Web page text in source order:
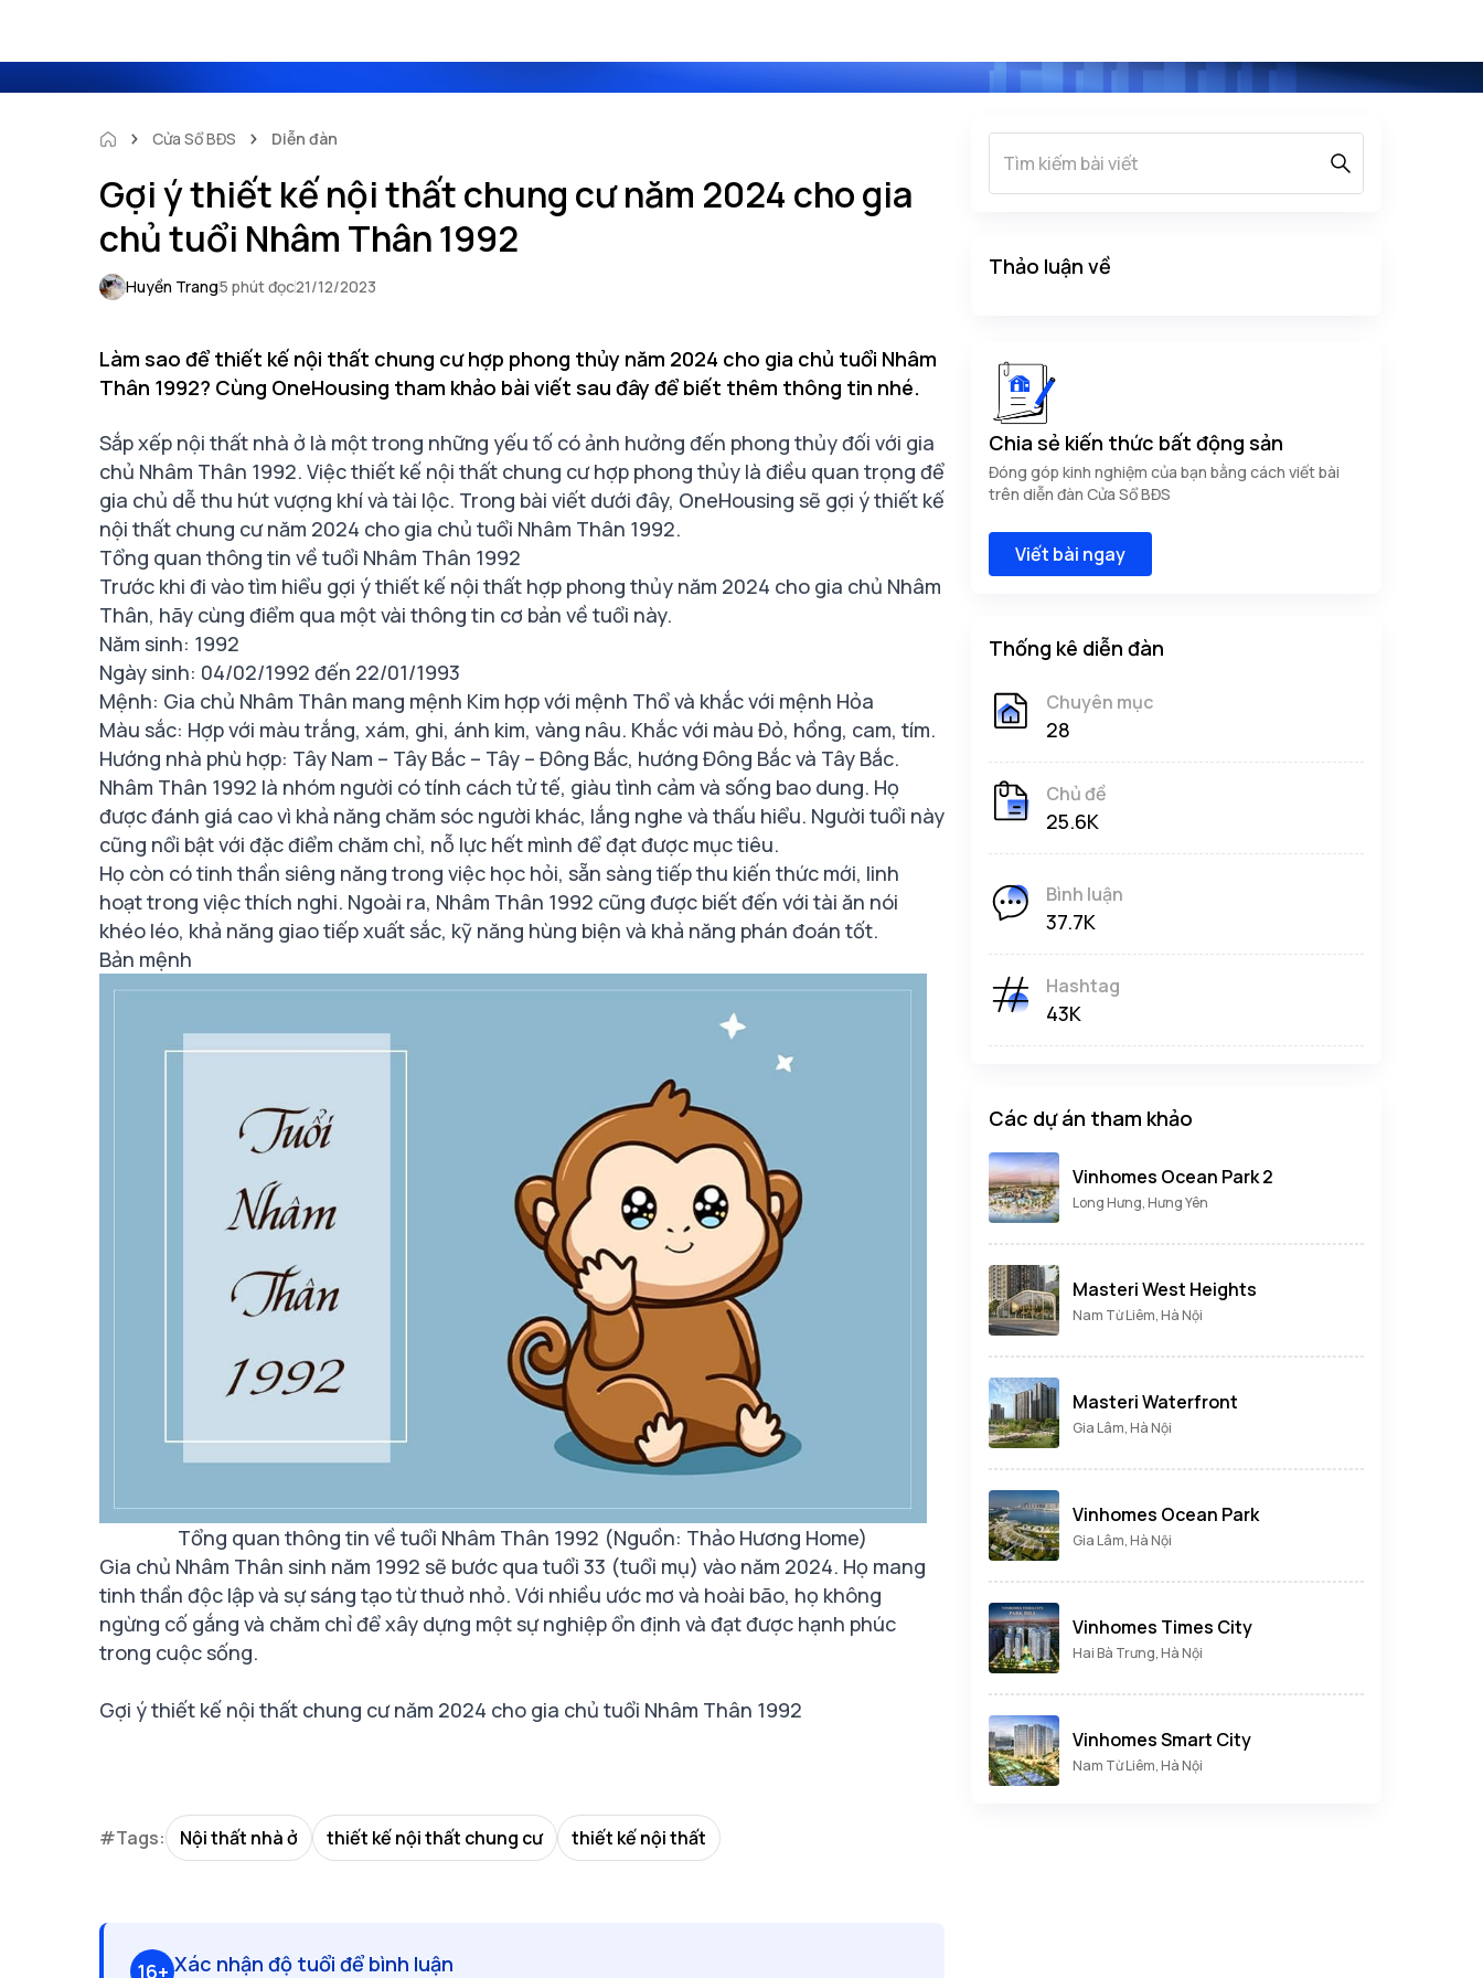
Cửa Sổ BĐS Diễn đàn
Gợi ý thiết kế nội thất chung cư năm 2024 cho gia
chủ tuổi Nhâm Thân 1992
Huyền Trang5 phút đọc21/12/2023
Làm sao để thiết kế nội thất chung cư hợp phong thủy năm 2024 cho gia chủ tuổi Nhâm
Thân 1992? Cùng OneHousing tham khảo bài viết sau đây để biết thêm thông tin nhé.
Sắp xếp nội thất nhà ở là một trong những yếu tố có ảnh hưởng đến phong thủy đối với gia
chủ Nhâm Thân 1992. Việc thiết kế nội thất chung cư hợp phong thủy là điều quan trọng để
gia chủ dễ thu hút vượng khí và tài lộc. Trong bài viết dưới đây, OneHousing sẽ gợi ý thiết kế
nội thất chung cư năm 2024 cho gia chủ tuổi Nhâm Thân 1992.
Tổng quan thông tin về tuổi Nhâm Thân 1992
Trước khi đi vào tìm hiểu gợi ý thiết kế nội thất hợp phong thủy năm 2024 cho gia chủ Nhâm
Thân, hãy cùng điểm qua một vài thông tin cơ bản về tuổi này.
Năm sinh: 1992
Ngày sinh: 04/02/1992 đến 22/01/1993
Mệnh: Gia chủ Nhâm Thân mang mệnh Kim hợp với mệnh Thổ và khắc với mệnh Hỏa
Màu sắc: Hợp với màu trắng, xám, ghi, ánh kim, vàng nâu. Khắc với màu Đỏ, hồng, cam, tím.
Hướng nhà phù hợp: Tây Nam – Tây Bắc – Tây – Đông Bắc, hướng Đông Bắc và Tây Bắc.
Nhâm Thân 1992 là nhóm người có tính cách tử tế, giàu tình cảm và sống bao dung. Họ
được đánh giá cao vì khả năng chăm sóc người khác, lắng nghe và thấu hiểu. Người tuổi này
cũng nổi bật với đặc điểm chăm chỉ, nỗ lực hết mình để đạt được mục tiêu.
Họ còn có tinh thần siêng năng trong việc học hỏi, sẵn sàng tiếp thu kiến thức mới, linh
hoạt trong việc thích nghi. Ngoài ra, Nhâm Thân 1992 cũng được biết đến với tài ăn nói
khéo léo, khả năng giao tiếp xuất sắc, kỹ năng hùng biện và khả năng phán đoán tốt.
Bản mệnh
Tổng quan thông tin về tuổi Nhâm Thân 1992 (Nguồn: Thảo Hương Home)
Gia chủ Nhâm Thân sinh năm 1992 sẽ bước qua tuổi 33 (tuổi mụ) vào năm 2024. Họ mang
tinh thần độc lập và sự sáng tạo từ thuở nhỏ. Với nhiều ước mơ và hoài bão, họ không
ngừng cố gắng và chăm chỉ để xây dựng một sự nghiệp ổn định và đạt được hạnh phúc
trong cuộc sống.
Gợi ý thiết kế nội thất chung cư năm 2024 cho gia chủ tuổi Nhâm Thân 1992
#Tags: Nội thất nhà ở thiết kế nội thất chung cư thiết kế nội thất
16+ Xác nhận độ tuổi để bình luận
Thảo luận về
Chia sẻ kiến thức bất động sản
Đóng góp kinh nghiệm của bạn bằng cách viết bài
trên diễn đàn Cửa Sổ BĐS
Viết bài ngay
Thống kê diễn đàn
Chuyên mục
28
Chủ đề
25.6K
Bình luận
37.7K
Hashtag
43K
Các dự án tham khảo
Vinhomes Ocean Park 2
Long Hưng, Hưng Yên
Masteri West Heights
Nam Từ Liêm, Hà Nội
Masteri Waterfront
Gia Lâm, Hà Nội
Vinhomes Ocean Park
Gia Lâm, Hà Nội
Vinhomes Times City
Hai Bà Trưng, Hà Nội
Vinhomes Smart City
Nam Từ Liêm, Hà Nội